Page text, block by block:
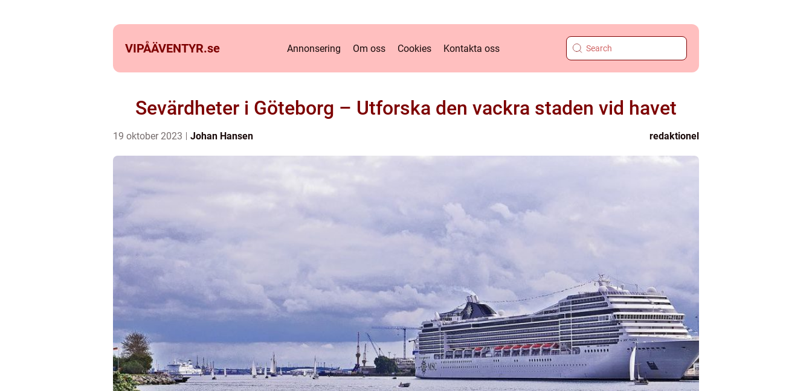
VIPÅÄVENTYR.se Annonsering Om oss Cookies Kontakta oss
Sevärdheter i Göteborg – Utforska den vackra staden vid havet
19 oktober 2023 Johan Hansen redaktionel